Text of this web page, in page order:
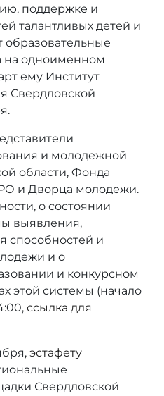
поддержке и
талантливых детей и
образовательные
на одноименном
ему Институт
Свердловской
и молодежной
области, Фонда
и Дворца молодежи.
о состоянии
выявления,
способностей и
и о
и конкурсном
этой системы (начало
ссылка для
эстафету
Свердловской